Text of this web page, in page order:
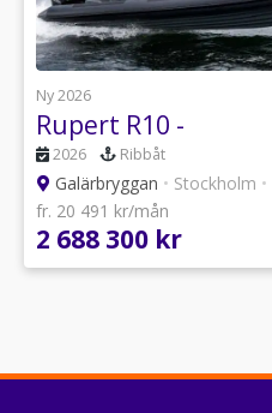
Ny 2026
Rupert R10 -
2026 Ribbåt
Galärbryggan • Stockholm •
fr. 20 491 kr/mån
2 688 300 kr